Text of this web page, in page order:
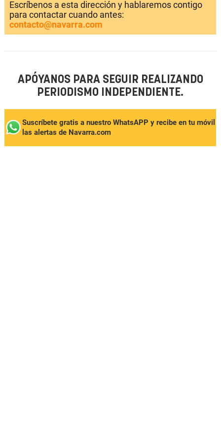
Escríbenos a esta dirección y hablaremos contigo
para contactar cuando antes:
contacto@navarra.com
APÓYANOS PARA SEGUIR REALIZANDO
PERIODISMO INDEPENDIENTE.
Suscríbete gratis a nuestro WhatsAPP y recibe en tu móvil
las alertas de Navarra.com